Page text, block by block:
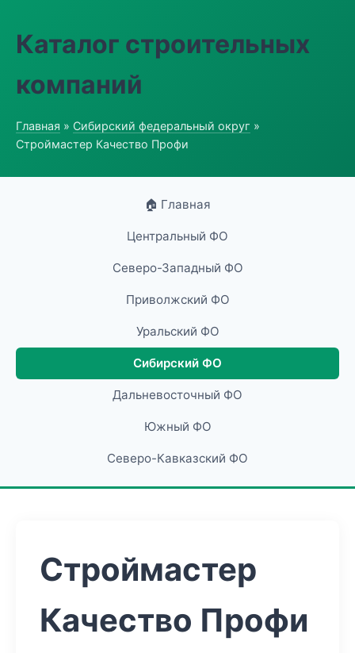
Каталог строительных
компаний
Главная » Сибирский федеральный округ »
Строймастер Качество Профи
🏠 Главная
Центральный ФО
Северо-Западный ФО
Приволжский ФО
Уральский ФО
Сибирский ФО
Дальневосточный ФО
Южный ФО
Северо-Кавказский ФО
Строймастер
Качество Профи